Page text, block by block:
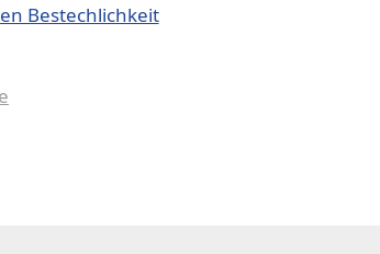
Bestechlichkeit